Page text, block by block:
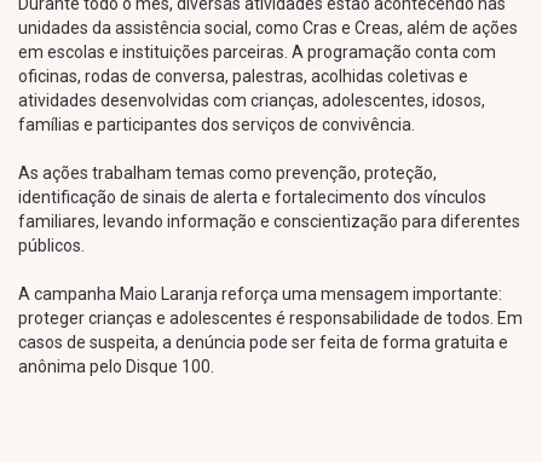
Durante todo o mês, diversas atividades estão acontecendo nas
unidades da assistência social, como Cras e Creas, além de ações
em escolas e instituições parceiras. A programação conta com
oficinas, rodas de conversa, palestras, acolhidas coletivas e
atividades desenvolvidas com crianças, adolescentes, idosos,
famílias e participantes dos serviços de convivência.
As ações trabalham temas como prevenção, proteção,
identificação de sinais de alerta e fortalecimento dos vínculos
familiares, levando informação e conscientização para diferentes
públicos.
A campanha Maio Laranja reforça uma mensagem importante:
proteger crianças e adolescentes é responsabilidade de todos. Em
casos de suspeita, a denúncia pode ser feita de forma gratuita e
anônima pelo Disque 100.